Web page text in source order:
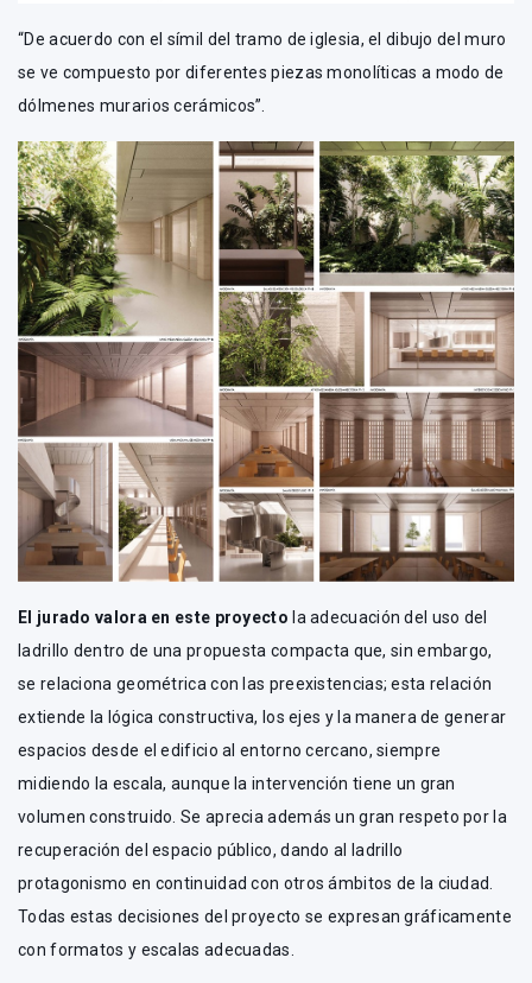
“De acuerdo con el símil del tramo de iglesia, el dibujo del muro
se ve compuesto por diferentes piezas monolíticas a modo de
dólmenes murarios cerámicos”.
El jurado valora en este proyecto la adecuación del uso del
ladrillo dentro de una propuesta compacta que, sin embargo,
se relaciona geométrica con las preexistencias; esta relación
extiende la lógica constructiva, los ejes y la manera de generar
espacios desde el edificio al entorno cercano, siempre
midiendo la escala, aunque la intervención tiene un gran
volumen construido. Se aprecia además un gran respeto por la
recuperación del espacio público, dando al ladrillo
protagonismo en continuidad con otros ámbitos de la ciudad.
Todas estas decisiones del proyecto se expresan gráficamente
con formatos y escalas adecuadas.